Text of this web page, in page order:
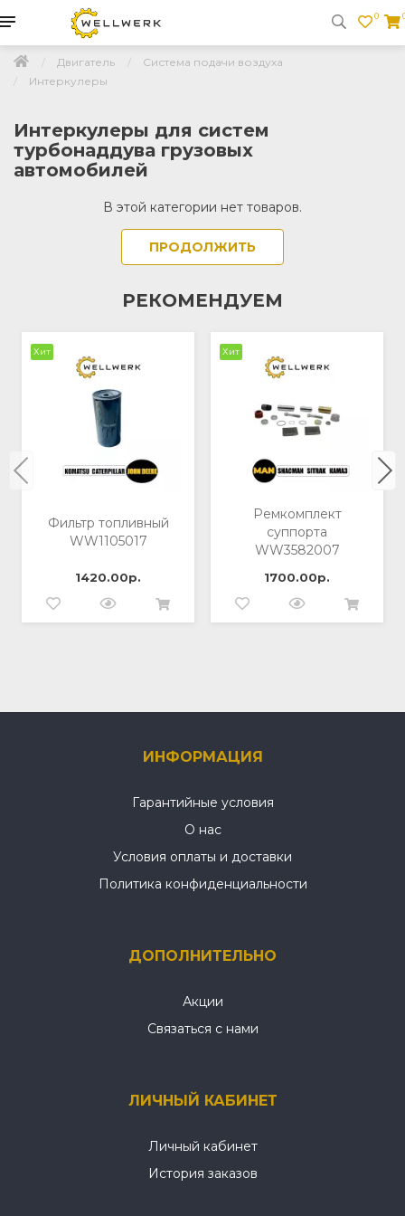
0
Двигатель
Система подачи воздуха
Интеркулеры
Интеркулеры для систем
турбонаддува грузовых
автомобилей
В этой категории нет товаров.
ПРОДОЛЖИТЬ
РЕКОМЕНДУЕМ
Хит
Фильтр топливный
WW1105017
1420.00р.
Хит
Ремкомплект
суппорта
WW3582007
1700.00р.
ИНФОРМАЦИЯ
Гарантийные условия
О нас
Условия оплаты и доставки
Политика конфиденциальности
ДОПОЛНИТЕЛЬНО
Акции
Связаться с нами
ЛИЧНЫЙ КАБИНЕТ
Личный кабинет
История заказов